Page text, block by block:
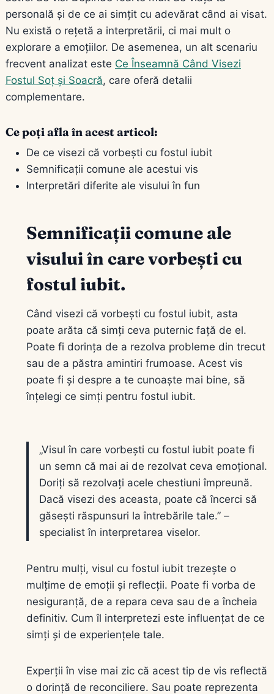
personală și de ce ai simțit cu adevărat când ai visat.
Nu există o rețetă a interpretării, ci mai mult o
explorare a emoțiilor. De asemenea, un alt scenariu
frecvent analizat este Ce Înseamnă Când Visezi
Fostul Soț și Soacră, care oferă detalii
complementare.
Ce poți afla în acest articol:
De ce visezi că vorbești cu fostul iubit
Semnificații comune ale acestui vis
Interpretări diferite ale visului în fun
Semnificații comune ale
visului în care vorbești cu
fostul iubit.
Când visezi că vorbești cu fostul iubit, asta
poate arăta că simți ceva puternic față de el.
Poate fi dorința de a rezolva probleme din trecut
sau de a păstra amintiri frumoase. Acest vis
poate fi și despre a te cunoaște mai bine, să
înțelegi ce simți pentru fostul iubit.
„Visul în care vorbești cu fostul iubit poate fi
un semn că mai ai de rezolvat ceva emoțional.
Doriți să rezolvați acele chestiuni împreună.
Dacă visezi des aceasta, poate că încerci să
găsești răspunsuri la întrebările tale.” –
specialist în interpretarea viselor.
Pentru mulți, visul cu fostul iubit trezește o
mulțime de emoții și reflecții. Poate fi vorba de
nesiguranță, de a repara ceva sau de a încheia
definitiv. Cum îl interpretezi este influențat de ce
simți și de experiențele tale.
Experții în vise mai zic că acest tip de vis reflectă
o dorință de reconciliere. Sau poate reprezenta